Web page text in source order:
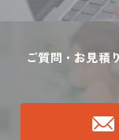
ご質問・お見積